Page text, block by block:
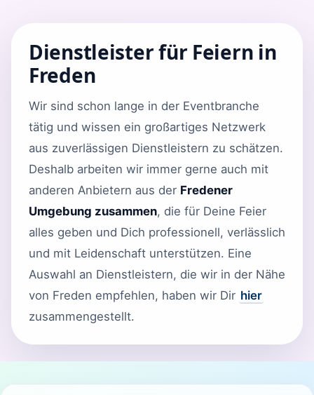
Dienstleister für Feiern in
Freden
Wir sind schon lange in der Eventbranche
tätig und wissen ein großartiges Netzwerk
aus zuverlässigen Dienstleistern zu schätzen.
Deshalb arbeiten wir immer gerne auch mit
anderen Anbietern aus der Fredener
Umgebung zusammen, die für Deine Feier
alles geben und Dich professionell, verlässlich
und mit Leidenschaft unterstützen. Eine
Auswahl an Dienstleistern, die wir in der Nähe
von Freden empfehlen, haben wir Dir hier
zusammengestellt.